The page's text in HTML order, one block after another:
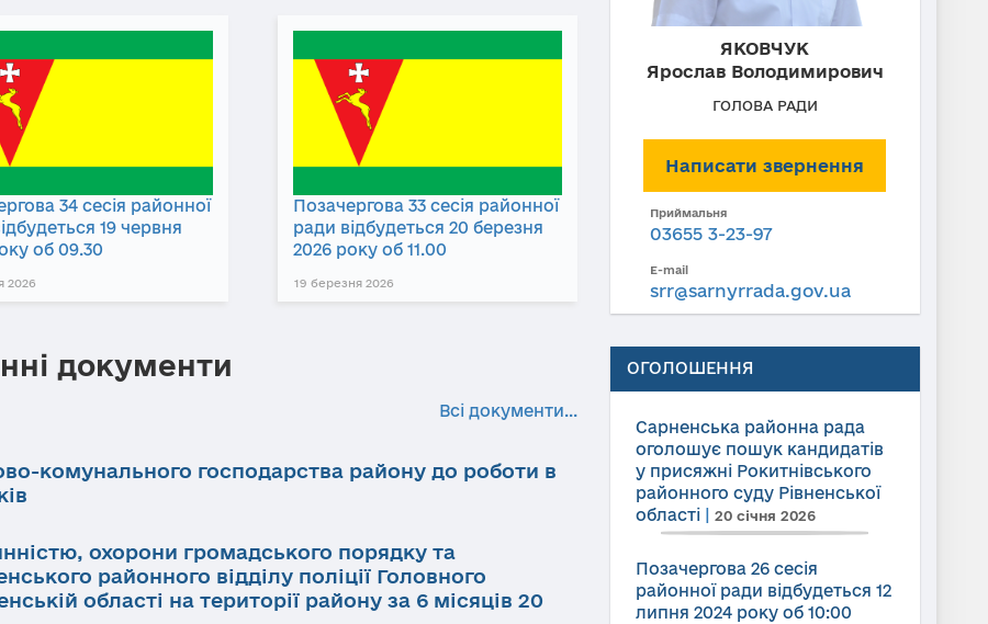
34 сесія районної
19 червня
об 09.30
2026
Позачергова 33 сесія районної
ради відбудеться 20 березня
2026 року об 11.00
19 березня 2026
документи
Всі документи...
комунального господарства району до роботи в
охорони громадського порядку та
районного відділу поліції Головного
області на території району за 6 місяців 20
ЯКОВЧУК
Ярослав Володимирович
ГОЛОВА РАДИ
Написати звернення
Приймальня
03655 3-23-97
E-mail
srr@sarnyrrada.gov.ua
ОГОЛОШЕННЯ
Сарненська районна рада
оголошує пошук кандидатів
у присяжні Рокитнівського
районного суду Рівненської
області| 20 січня 2026
Позачергова 26 сесія
районної ради відбудеться 12
липня 2024 року об 10:00